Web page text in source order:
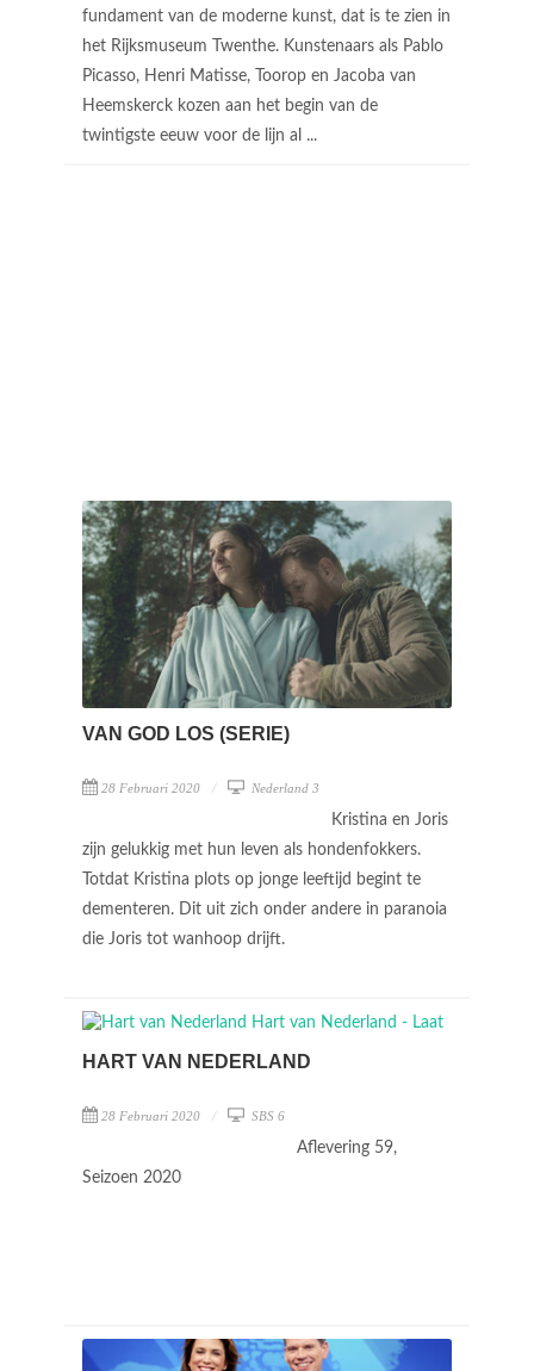
fundament van de moderne kunst, dat is te zien in
het Rijksmuseum Twenthe. Kunstenaars als Pablo
Picasso, Henri Matisse, Toorop en Jacoba van
Heemskerck kozen aan het begin van de
twintigste eeuw voor de lijn al ...
VAN GOD LOS (SERIE)
28 Februari 2020 Nederland 3
Kristina en Joris
zijn gelukkig met hun leven als hondenfokkers.
Totdat Kristina plots op jonge leeftijd begint te
dementeren. Dit uit zich onder andere in paranoia
die Joris tot wanhoop drijft.
HART VAN NEDERLAND
28 Februari 2020 SBS 6
Aflevering 59,
Seizoen 2020